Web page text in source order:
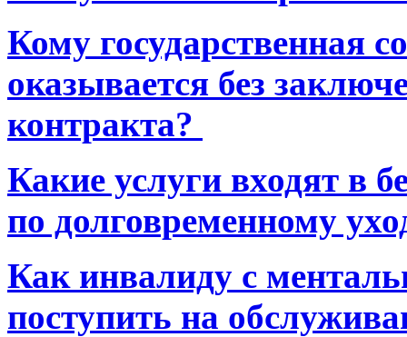
Кому государственная
оказывается без
контракта?
Какие услуги входят в
по долговременному
Как инвалиду с
поступить на